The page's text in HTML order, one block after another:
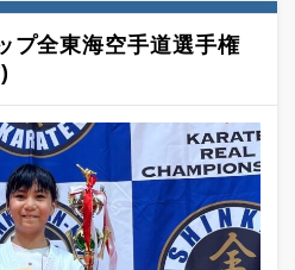
全東海空手道選手権